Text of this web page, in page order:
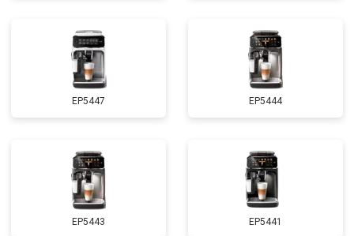
EP5447 EP5444
EP5443 EP5441